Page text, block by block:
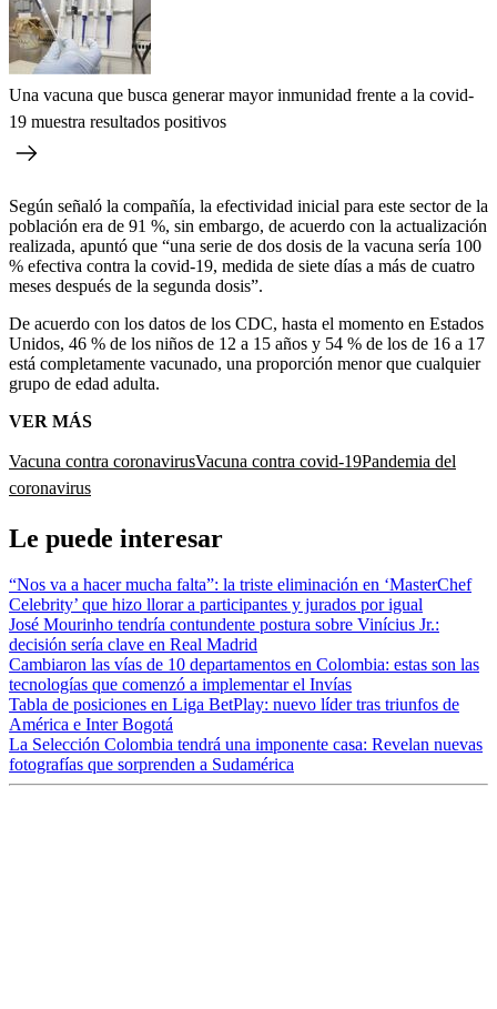
Una vacuna que busca generar mayor inmunidad frente a la covid-
19 muestra resultados positivos
Según señaló la compañía, la efectividad inicial para este sector de la
población era de 91 %, sin embargo, de acuerdo con la actualización
realizada, apuntó que “una serie de dos dosis de la vacuna sería 100
% efectiva contra la covid-19, medida de siete días a más de cuatro
meses después de la segunda dosis”.
De acuerdo con los datos de los CDC, hasta el momento en Estados
Unidos, 46 % de los niños de 12 a 15 años y 54 % de los de 16 a 17
está completamente vacunado, una proporción menor que cualquier
grupo de edad adulta.
VER MÁS
Vacuna contra coronavirusVacuna contra covid-19Pandemia del
coronavirus
Le puede interesar
“Nos va a hacer mucha falta”: la triste eliminación en ‘MasterChef
Celebrity’ que hizo llorar a participantes y jurados por igual
José Mourinho tendría contundente postura sobre Vinícius Jr.:
decisión sería clave en Real Madrid
Cambiaron las vías de 10 departamentos en Colombia: estas son las
tecnologías que comenzó a implementar el Invías
Tabla de posiciones en Liga BetPlay: nuevo líder tras triunfos de
América e Inter Bogotá
La Selección Colombia tendrá una imponente casa: Revelan nuevas
fotografías que sorprenden a Sudamérica